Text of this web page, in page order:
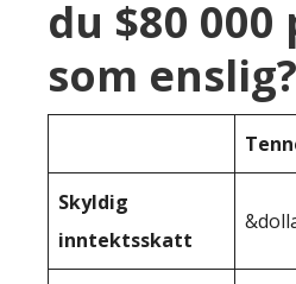
du $80 000
som enslig?
Skyldig
inntektsskatt